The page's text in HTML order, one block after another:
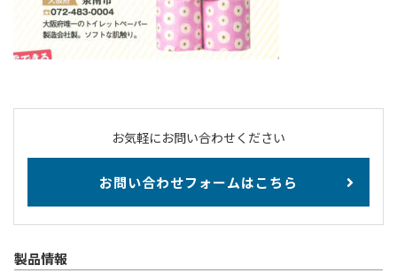
お気軽にお問い合わせください
お問い合わせフォームはこちら
製品情報